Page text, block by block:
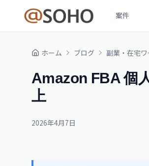
案件
ホーム ブログ 副業・在宅ワ
Amazon FBA 個
上
2026年4月7日